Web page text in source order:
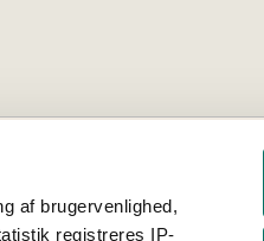
af brugervenlighed,
registreres IP-